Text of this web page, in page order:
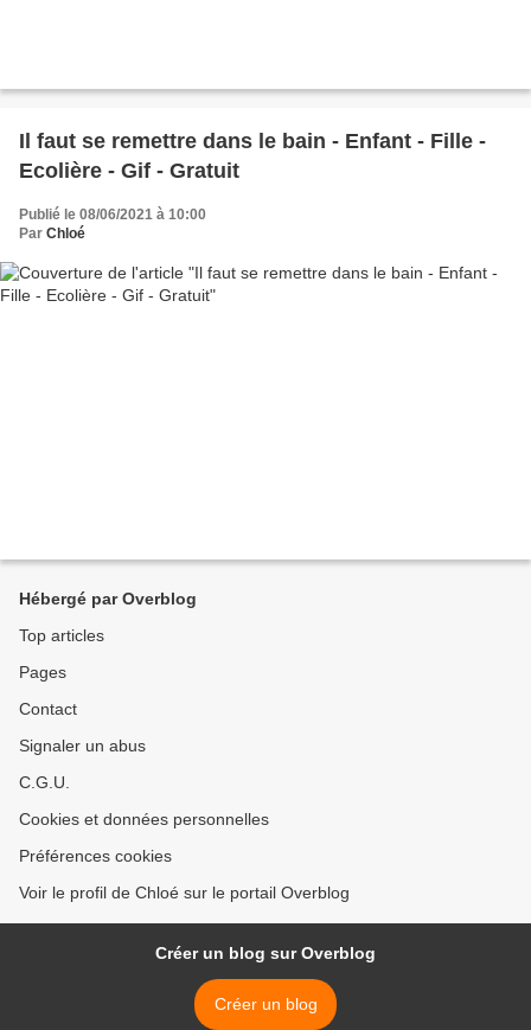
Il faut se remettre dans le bain - Enfant - Fille -
Ecolière - Gif - Gratuit
Publié le 08/06/2021 à 10:00
Par Chloé
Hébergé par Overblog
Top articles
Pages
Contact
Signaler un abus
C.G.U.
Cookies et données personnelles
Préférences cookies
Voir le profil de Chloé sur le portail Overblog
Créer un blog sur Overblog
Créer un blog